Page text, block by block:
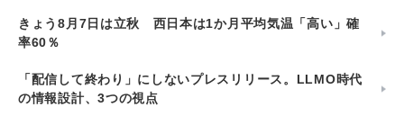
きょう8月7日は立秋 西日本は1か月平均気温「高い」確
率60％
「配信して終わり」にしないプレスリリース。LLMO時代
の情報設計、3つの視点